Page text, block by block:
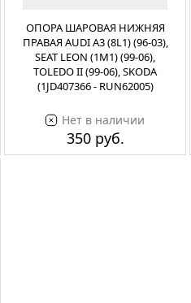
ОПОРА ШАРОВАЯ НИЖНЯЯ
ПРАВАЯ AUDI A3 (8L1) (96-03),
SEAT LEON (1M1) (99-06),
TOLEDO II (99-06), SKODA
(1JD407366 - RUN62005)
Нет в наличии
350 руб.